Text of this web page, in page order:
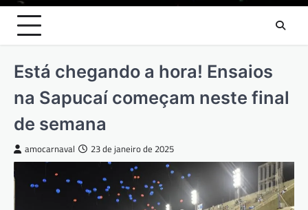
Está chegando a hora! Ensaios
na Sapucaí começam neste final
de semana
amocarnaval 23 de janeiro de 2025